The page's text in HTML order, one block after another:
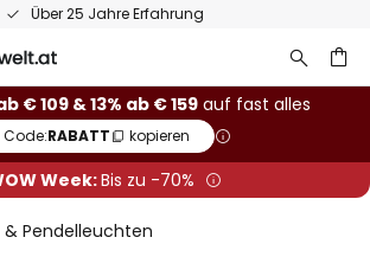
Über 25 Jahre Erfahrung
€ 109 & 13% ab € 159auf fast alles
Code:RABATT kopieren
Week:Bis zu -70%
Pendelleuchten